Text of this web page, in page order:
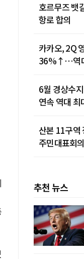
호르무즈 뱃
항로 합의
카카오, 2Q
36%↑…역
6월 경상수
연속 역대 최
산본 11구
주민대표회
추천 뉴스